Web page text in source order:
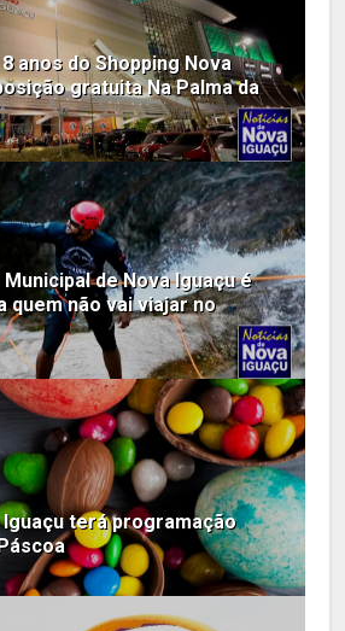
anos do Shopping Nova
gratuita Na Palma da
de Nova Iguaçu é
quem não vai viajar no
Iguaçu terá programação